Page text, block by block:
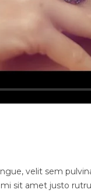
velit sem
sit amet justo